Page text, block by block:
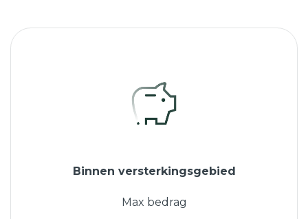
Binnen versterkingsgebied
Max bedrag